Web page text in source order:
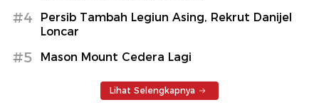
#4
Persib Tambah Legiun Asing, Rekrut Danijel
Loncar
#5 Mason Mount Cedera Lagi
Lihat Selengkapnya